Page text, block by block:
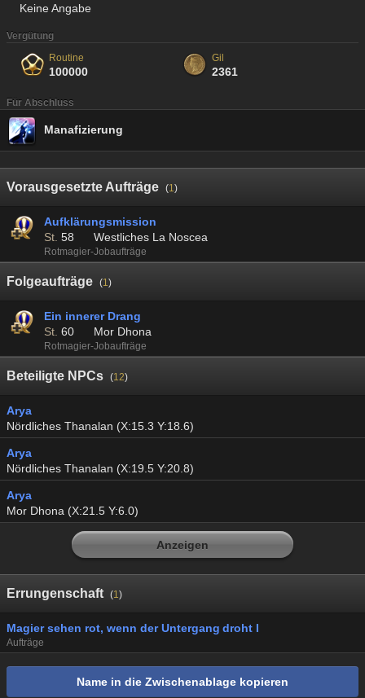
Keine Angabe
Vergütung
Routine
100000
Gil
2361
Für Abschluss
Manafizierung
Vorausgesetzte Aufträge (1)
Aufklärungsmission
St. 58 Westliches La Noscea
Rotmagier-Jobaufträge
Folgeaufträge (1)
Ein innerer Drang
St. 60 Mor Dhona
Rotmagier-Jobaufträge
Beteiligte NPCs (12)
Arya
Nördliches Thanalan (X:15.3 Y:18.6)
Arya
Nördliches Thanalan (X:19.5 Y:20.8)
Arya
Mor Dhona (X:21.5 Y:6.0)
Anzeigen
Errungenschaft (1)
Magier sehen rot, wenn der Untergang droht I
Aufträge
Name in die Zwischenablage kopieren